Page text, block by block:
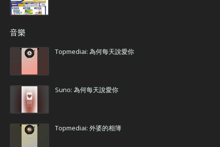
音樂
Topmediai: 為何每天說愛你
Suno: 為何每天說愛你
Topmediai: 外婆的相簿